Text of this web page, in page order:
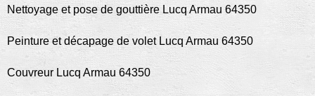
Nettoyage et pose de gouttière Lucq Armau 64350
Peinture et décapage de volet Lucq Armau 64350
Couvreur Lucq Armau 64350